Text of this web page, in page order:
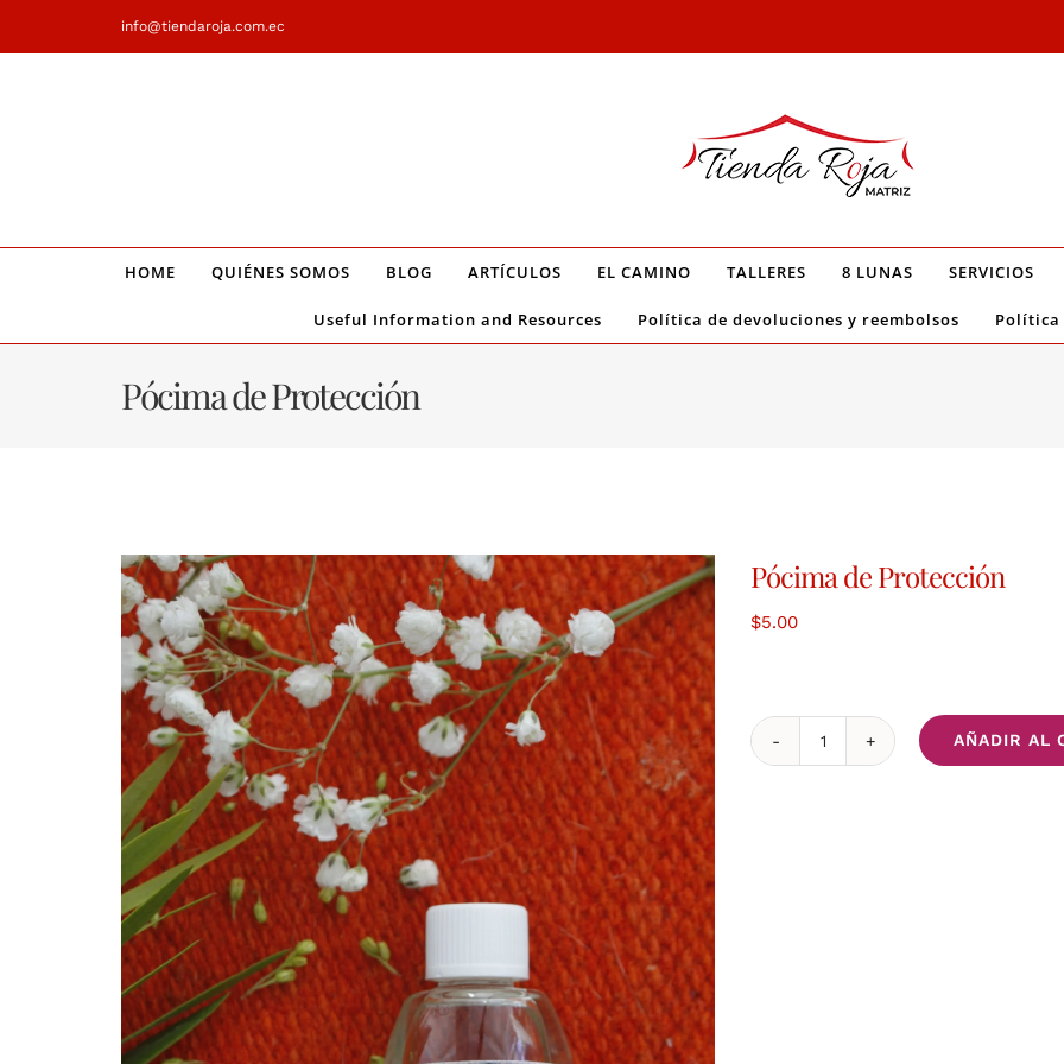
info@tiendaroja.com.ec
HOME QUIÉNES SOMOS BLOG ARTÍCULOS EL CAMINO TALLERES 8 LUNAS SERVICIOS
Useful Information and Resources Política de devoluciones y reembolsos Política
Pócima de Protección
Pócima de Protección
$5.00
Pócima
AÑADIR AL